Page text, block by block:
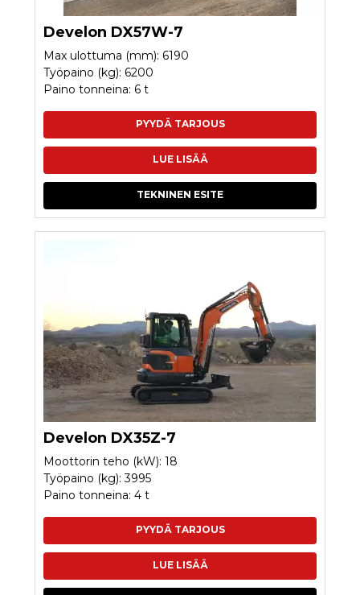
Develon DX57W-7
Max ulottuma (mm): 6190
Työpaino (kg): 6200
Paino tonneina: 6 t
PYYDÄ TARJOUS
LUE LISÄÄ
TEKNINEN ESITE
Develon DX35Z-7
Moottorin teho (kW): 18
Työpaino (kg): 3995
Paino tonneina: 4 t
PYYDÄ TARJOUS
LUE LISÄÄ